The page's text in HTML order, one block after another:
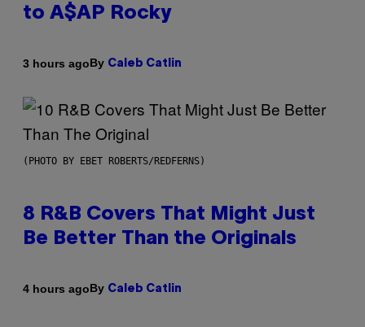
to A$AP Rocky
3 hours agoBy Caleb Catlin
(PHOTO BY EBET ROBERTS/REDFERNS)
8 R&B Covers That Might Just
Be Better Than the Originals
4 hours agoBy Caleb Catlin